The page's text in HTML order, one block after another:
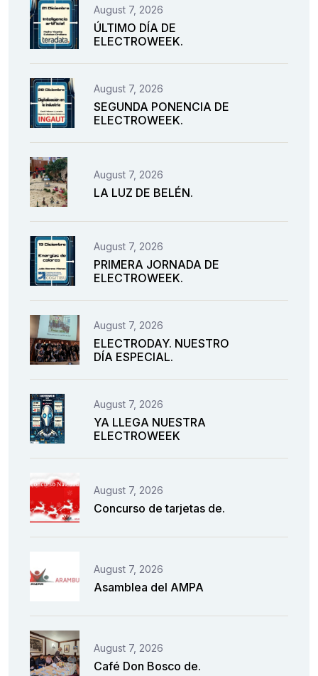
August 7, 2026
ÚLTIMO DÍA DE
ELECTROWEEK.
August 7, 2026
SEGUNDA PONENCIA DE
ELECTROWEEK.
August 7, 2026
LA LUZ DE BELÉN.
August 7, 2026
PRIMERA JORNADA DE
ELECTROWEEK.
August 7, 2026
ELECTRODAY. NUESTRO
DÍA ESPECIAL.
August 7, 2026
YA LLEGA NUESTRA
ELECTROWEEK
August 7, 2026
Concurso de tarjetas de.
August 7, 2026
Asamblea del AMPA
August 7, 2026
Café Don Bosco de.